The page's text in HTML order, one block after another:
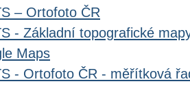
– Ortofoto ČR
- Základní topografické
Maps
- Ortofoto ČR - měřítková